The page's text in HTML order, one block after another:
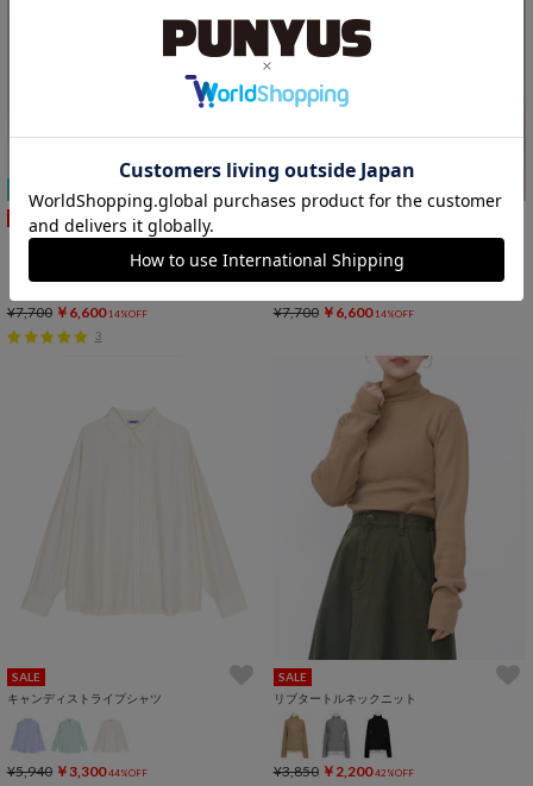
リブフレアフリルパンツ
¥7,700 ￥6,600 14%OFF
3
ジャージカーゴパンツ
¥7,700 ￥6,600 14%OFF
SALE
キャンディストライプシャツ
¥5,940 ￥3,300 44%OFF
SALE
リブタートルネックニット
¥3,850 ￥2,200 42%OFF